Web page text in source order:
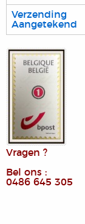
Verzending
Aangetekend
Vragen ?
Bel ons :
0486 645 305